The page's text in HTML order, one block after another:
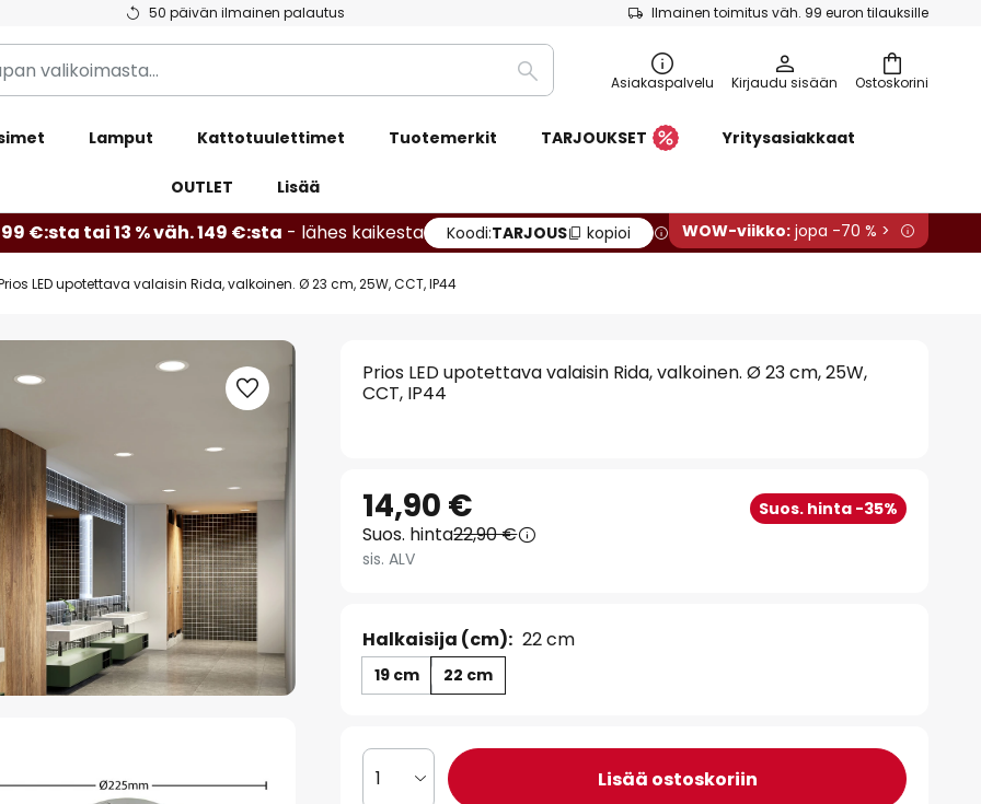
50 päivän ilmainen palautus Ilmainen toimitus väh. 99 euron tilauksille
Ostoskorini
Etsi Asiakaspalvelu Kirjaudu sisään
Lamput Kattotuulettimet Tuotemerkit TARJOUKSET Yritysasiakkaat
OUTLET Lisää
€:sta tai 13 % väh. 149 €:sta - lähes kaikesta Koodi:TARJOUS kopioi WOW-viikko: jopa -70 % >
LED upotettava valaisin Rida, valkoinen. Ø 23 cm, 25W, CCT, IP44
Prios LED upotettava valaisin Rida, valkoinen. Ø 23 cm, 25W,
CCT, IP44
14,90 € Suos. hinta -35%
Suos. hinta22,90 €
sis. ALV
Halkaisija (cm): 22 cm
19 cm 22 cm
1 Lisää ostoskoriin